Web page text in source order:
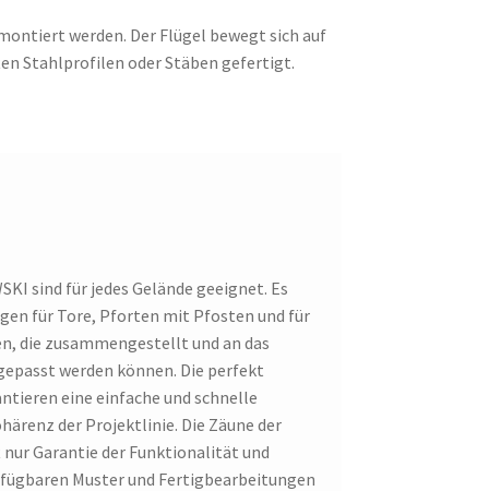
werden. Der Flügel bewegt sich auf
Stahlprofilen oder Stäben gefertigt.
sind für jedes Gelände geeignet. Es
für Tore, Pforten mit Pfosten und für
die zusammengestellt und an das
werden können. Die perfekt
eine einfache und schnelle
der Projektlinie. Die Zäune der
nur Garantie der Funktionalität und
Muster und Fertigbearbeitungen